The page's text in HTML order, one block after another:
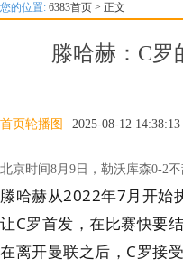
您的位置: 6383首页 > 正文
滕哈赫：C
首页轮播图 2025-08-12
北京时间8月9日，勒沃库森0-2
滕哈赫从2022年7月开始
让C罗首发，在比赛快要
在离开曼联之后，C罗接